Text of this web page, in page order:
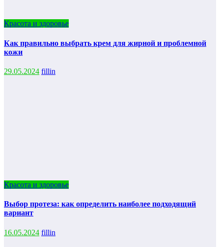
Красота и здоровье
Как правильно выбрать крем для жирной и проблемной
кожи
29.05.2024 fillin
Красота и здоровье
Выбор протеза: как определить наиболее подходящий
вариант
16.05.2024 fillin